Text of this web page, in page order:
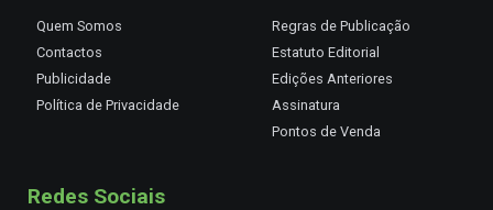
Quem Somos
Contactos
Publicidade
Política de Privacidade
Regras de Publicação
Estatuto Editorial
Edições Anteriores
Assinatura
Pontos de Venda
Redes Sociais